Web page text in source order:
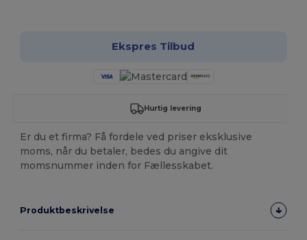
Ekspres Tilbud
Hurtig levering
Er du et firma? Få fordele ved priser eksklusive
moms, når du betaler, bedes du angive dit
momsnummer inden for Fællesskabet.
Produktbeskrivelse